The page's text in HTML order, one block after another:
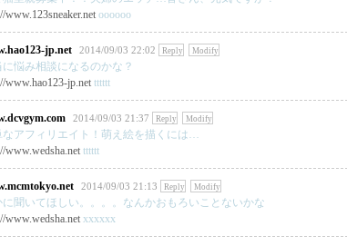
www.123sneaker.net oooooo
jp.net 2014/09/03 22:02 Reply Modify
に悩み相談になるのかな？
www.hao123-jp.net tttttt
2014/09/03 21:37 Reply Modify
なアフィリエイト！萌え絵を描くには…
www.wedsha.net tttttt
2014/09/03 21:13 Reply Modify
に聞いてほしい。。。。なんかおもろいことないかな
www.wedsha.net xxxxxx